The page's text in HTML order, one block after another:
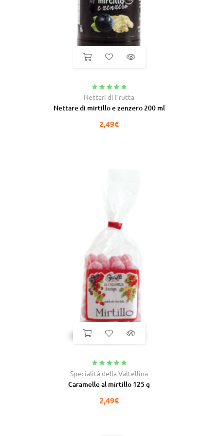
Valutato 5.00
Nettari di Frutta
Nettare di mirtillo e zenzero 200 ml
2,49€
Valutato
5.00
Specialità della Valtellina
Caramelle al mirtillo 125 g
2,49€